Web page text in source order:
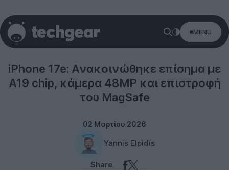
MENU
iPhone 17e: Ανακοινώθηκε επίσημα με
A19 chip, κάμερα 48MP και επιστροφή
του MagSafe
02 Μαρτίου 2026
Yannis Elpidis
Share